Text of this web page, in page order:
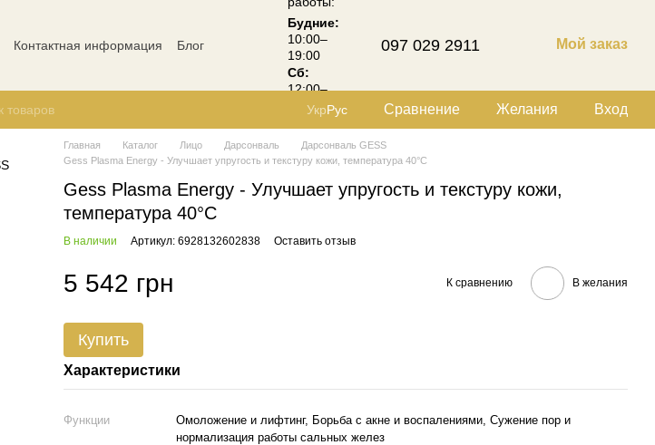
Контактная информация
Блог
Будние:
10:00–
19:00
Сб:
12:00–
18:00
097 029 2911 Мой заказ
УкрРус Сравнение Желания Вход
Главная Каталог Лицо Дарсонваль
Дарсонваль GESS
Gess Plasma Energy - Улучшает упругость и текстуру кожи, температура 40°C
Gess Plasma Energy - Улучшает упругость и текстуру кожи,
температура 40°C
В наличии Артикул: 6928132602838 Оставить отзыв
5 542 грн К сравнению В желания
Купить
Характеристики
Функции
Омоложение и лифтинг, Борьба с акне и воспалениями, Сужение пор и
нормализация работы сальных желез